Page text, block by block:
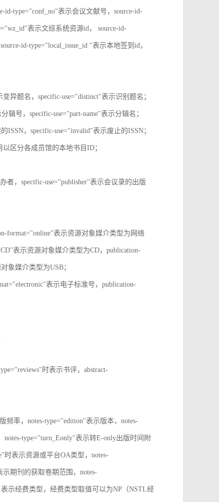
id-type="conf_no"表示会议文献号，source-id-
表示文综系统资源id， source-id-
id-type="local_issue_id "表示本地签到id，
异题名，specific-use="distinct"表示识别题名；
辑号，specific-use="part-name"表示分辑名；
ISSN，specific-use="invalid"表示废止的ISSN；
区分各成员馆的本地书目ID；
者，specific-use="publisher"表示会议录的出版
format="online"表示资源对象媒介类型为网络
表示资源对象媒介类型为CD，publication-
象媒介类型为USB；
表示电子标准号，publication-
时表示书评，abstract-
频率，notes-type="edition"表示版本，notes-
notes-type="turn_Eonly"表示转E-only出版时间附
时表示资源或平台OA类型，notes-
示期刊的获取卷期范围，notes-
表示经费类型，经费类型取值可以为NP（NSTL经